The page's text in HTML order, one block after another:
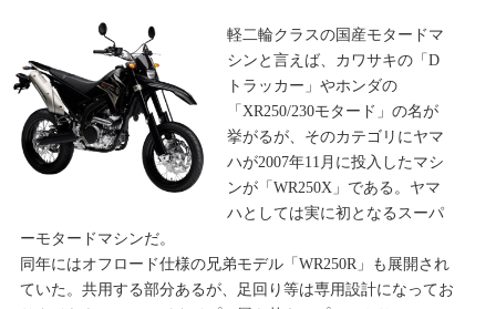
軽二輪クラスの国産モタードマ
シンと言えば、カワサキの「D
トラッカー」やホンダの
「XR250/230モタード」の名が
挙がるが、そのカテゴリにヤマ
ハが2007年11月に投入したマシ
ンが「WR250X」である。ヤマ
ハとしては実に初となるスーパ
ーモタードマシンだ。
同年にはオフロード仕様の兄弟モデル「WR250R」も展開され
ていた。共用する部分あるが、足回り等は専用設計になってお